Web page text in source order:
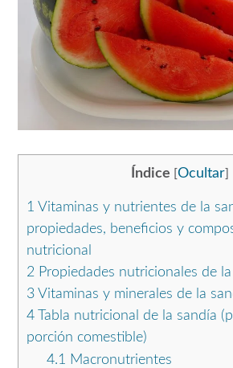
Índice Ocultar
1 Vitaminas y nutrientes de la
propiedades, beneficios y
nutricional
2 Propiedades nutricionales de
3 Vitaminas y minerales de la
4 Tabla nutricional de la sandía
porción comestible)
4.1 Macronutrientes